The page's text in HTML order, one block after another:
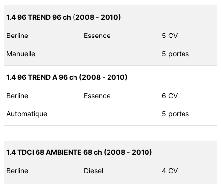
1.4 96 TREND 96 ch (2008 - 2010)
Berline Essence 5 CV
Manuelle 5 portes
1.4 96 TREND A 96 ch (2008 - 2010)
Berline Essence 6 CV
Automatique 5 portes
1.4 TDCI 68 AMBIENTE 68 ch (2008 - 2010)
Berline Diesel 4 CV